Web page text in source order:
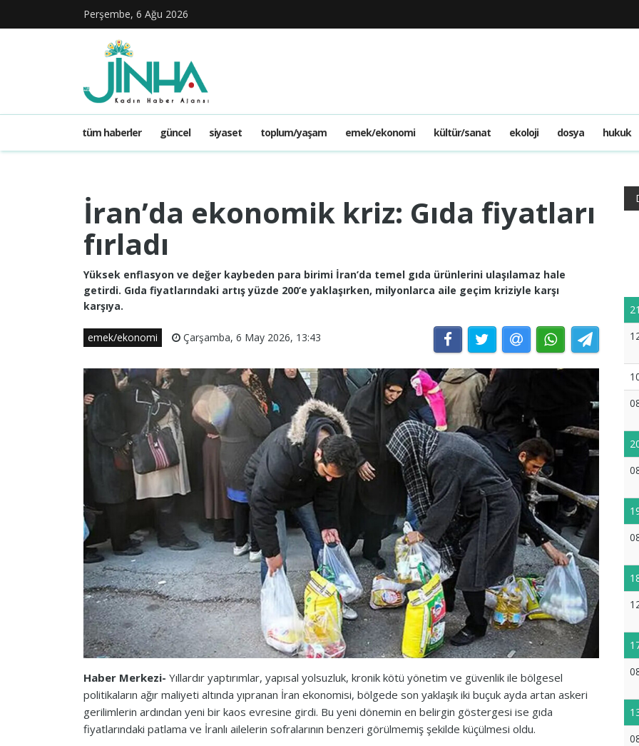
Perşembe, 6 Ağu 2026
tüm haberler güncel siyaset toplum/yaşam emek/ekonomi kültür/sanat ekoloji dosya hukuk
İran’da ekonomik kriz: Gıda fiyatları
fırladı
Yüksek enflasyon ve değer kaybeden para birimi İran’da temel gıda ürünlerini ulaşılamaz hale
getirdi. Gıda fiyatlarındaki artış yüzde 200’e yaklaşırken, milyonlarca aile geçim kriziyle karşı
karşıya.
emek/ekonomi Çarşamba, 6 May 2026, 13:43
Haber Merkezi- Yıllardır yaptırımlar, yapısal yolsuzluk, kronik kötü yönetim ve güvenlik ile bölgesel
politikaların ağır maliyeti altında yıpranan İran ekonomisi, bölgede son yaklaşık iki buçuk ayda artan askeri
gerilimlerin ardından yeni bir kaos evresine girdi. Bu yeni dönemin en belirgin göstergesi ise gıda
fiyatlarındaki patlama ve İranlı ailelerin sofralarının benzeri görülmemiş şekilde küçülmesi oldu.